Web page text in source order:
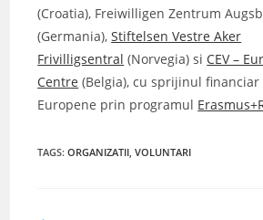
(Croatia), Freiwilligen Zentrum
(Germania),Stiftelsen Vestre Aker
Frivilligsentral (Norvegia) si CEV –
Centre (Belgia), cu sprijinul financiar
Europene prin programul
TAGS:ORGANIZATII VOLUNTARI